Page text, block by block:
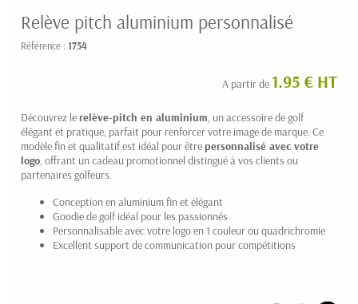
Relève pitch aluminium personnalisé
Référence : 1754
A partir de 1.95 € HT
Découvrez lerelève-pitch en aluminium , un accessoire de golf
élégant et pratique, parfait pour renforcer votre image de marque. Ce
modèle fin et qualitatif est idéal pour êtrepersonnalisé avec votre
logo , offrant un cadeau promotionnel distingué à vos clients ou
partenaires golfeurs.
Conception en aluminium fin et élégant
Goodie de golf idéal pour les passionnés
Personnalisable avec votre logo en 1 couleur ou quadrichromie
Excellent support de communication pour compétitions